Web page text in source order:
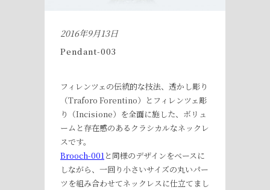
2016年9月13日
Pendant-003
フィレンツェの伝統的な技法、透かし彫り
（Traforo Forentino）とフィレンツェ彫
り（Incisione）を全面に施した、ボリュ
ームと存在感のあるクラシカルなネックレ
スです。
Brooch-001と同様のデザインをベースに
しながら、一回り小さいサイズの丸いパー
ツを組み合わせてネックレスに仕立てまし